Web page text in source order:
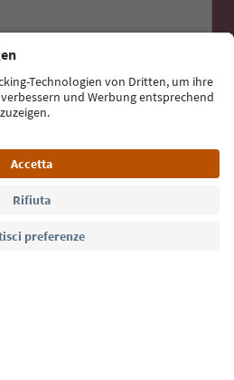
alla newsletter